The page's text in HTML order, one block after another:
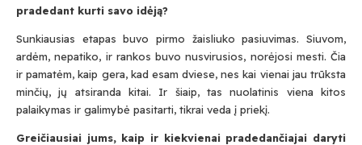
pradedant kurti savo idėją?
Sunkiausias etapas buvo pirmo žaisliuko pasiuvimas. Siuvom,
ardėm, nepatiko, ir rankos buvo nusvirusios, norėjosi mesti. Čia
ir pamatėm, kaip gera, kad esam dviese, nes kai vienai jau trūksta
minčių, jų atsiranda kitai. Ir šiaip, tas nuolatinis viena kitos
palaikymas ir galimybė pasitarti, tikrai veda į priekį.
Greičiausiai jums, kaip ir kiekvienai pradedančiajai daryti
Submit